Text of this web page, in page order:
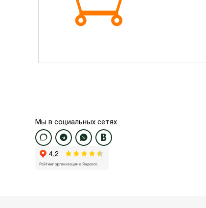
Мы в социальных сетях